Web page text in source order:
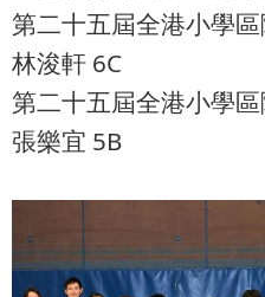
第二十五屆全港小學
林浚軒 6C
第二十五屆全港小學
張樂宜 5B